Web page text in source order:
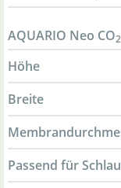
AQUARIO Neo CO2
Höhe
Breite
Passend für